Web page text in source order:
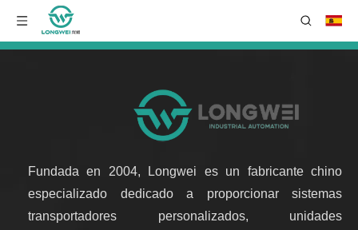
Fundada en 2004, Longwei es un fabricante chino
especializado dedicado a proporcionar sistemas
transportadores personalizados, unidades